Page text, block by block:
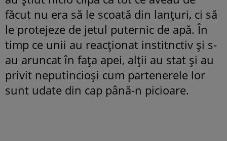
făcut nu era să le scoată din lanțuri, ci să
le protejeze de jetul puternic de apă. În
timp ce unii au reacționat institnctiv și s-
au aruncat în fața apei, alții au stat și au
privit neputincioși cum partenerele lor
sunt udate din cap până-n picioare.